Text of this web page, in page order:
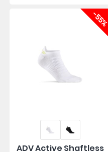
-55%
ADV Active Shaftless